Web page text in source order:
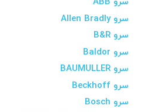
سرو Allen Bradly
سرو B&R
سرو Baldor
سرو BAUMULLER
سرو Beckhoff
سرو Bosch